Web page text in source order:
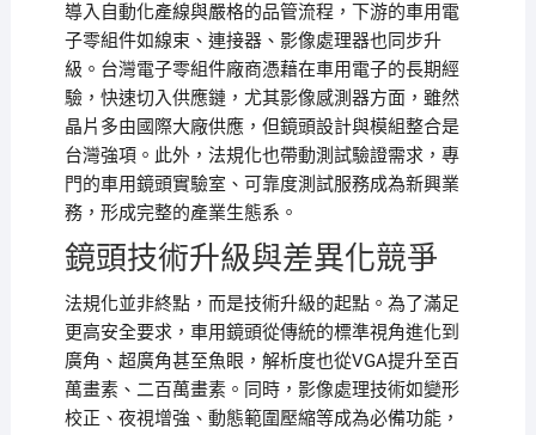
導入自動化產線與嚴格的品管流程，下游的車用電
子零組件如線束、連接器、影像處理器也同步升
級。台灣電子零組件廠商憑藉在車用電子的長期經
驗，快速切入供應鏈，尤其影像感測器方面，雖然
晶片多由國際大廠供應，但鏡頭設計與模組整合是
台灣強項。此外，法規化也帶動測試驗證需求，專
門的車用鏡頭實驗室、可靠度測試服務成為新興業
務，形成完整的產業生態系。
鏡頭技術升級與差異化競爭
法規化並非終點，而是技術升級的起點。為了滿足
更高安全要求，車用鏡頭從傳統的標準視角進化到
廣角、超廣角甚至魚眼，解析度也從VGA提升至百
萬畫素、二百萬畫素。同時，影像處理技術如變形
校正、夜視增強、動態範圍壓縮等成為必備功能，